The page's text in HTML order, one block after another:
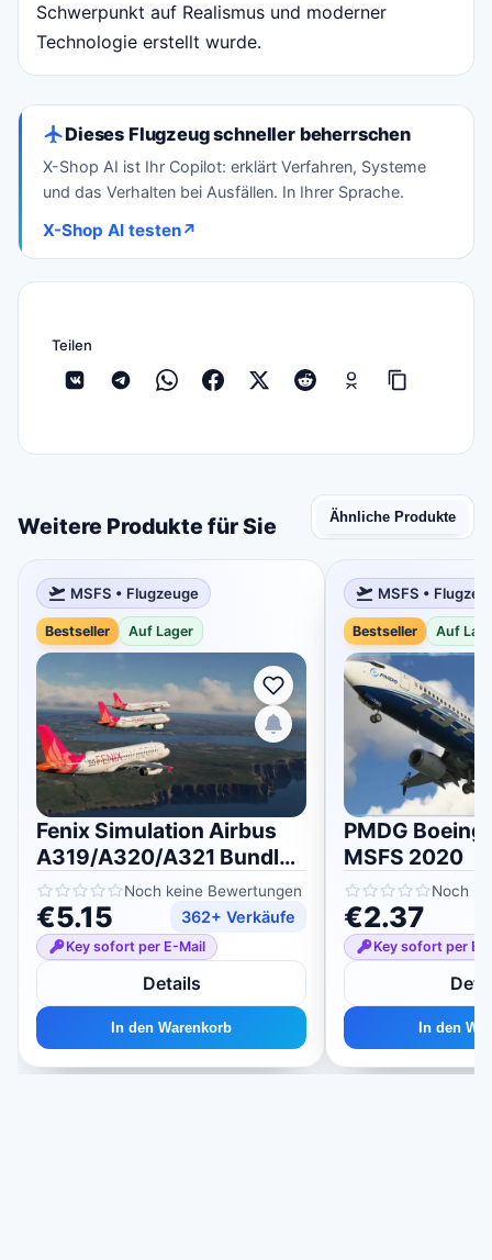
Schwerpunkt auf Realismus und moderner
Technologie erstellt wurde.
Dieses Flugzeug schneller beherrschen
X-Shop AI ist Ihr Copilot: erklärt Verfahren, Systeme
und das Verhalten bei Ausfällen. In Ihrer Sprache.
X-Shop AI testen↗
Teilen
Weitere Produkte für Sie Ähnliche Produkte
MSFS • Flugzeuge
Bestseller Auf Lager
Fenix ​​​​Simulation Airbus
A319/A320/A321 Bundle
für MSFS 2020/2024
Noch keine Bewertungen
€5.15 362+ Verkäufe
Key sofort per E-Mail
Details
In den Warenkorb
MSFS •
Bestseller Auf
PMDG
MSFS 2020
Noch
€2.37
Key sofort per E-
In den